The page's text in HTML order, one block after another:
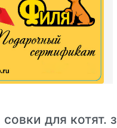
для котят.